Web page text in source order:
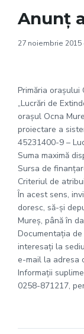
Anunț
27 noiembrie 2015
Primăria oraşului
„Lucrări de
oraşul Ocna
proiectare a
45231400-9 –
Suma maximă
Sursa de
Criteriul de
În acest sens,
doresc, să-şi
Mureş, până în
Documentația
interesaţi la
e-mail la adresa
Informaţii
0258-871217,